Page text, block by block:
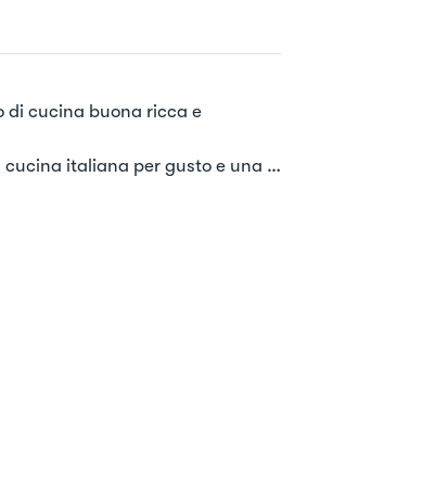
di cucina buona ricca e
cucina italiana per gusto e una